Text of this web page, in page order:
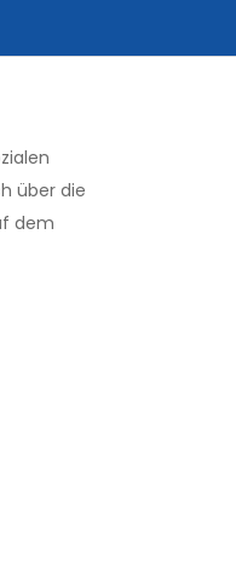
über die
dem